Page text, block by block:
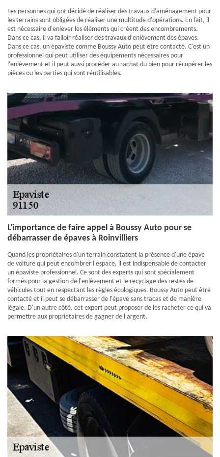
Les personnes qui ont décidé de réaliser des travaux d'aménagement pour
les terrains sont obligées de réaliser une multitude d'opérations. En fait, il
est nécessaire d'enlever les éléments qui créent des encombrements.
Dans ce cas, il va falloir réaliser des travaux d'enlèvement des épaves.
Dans ce cas, un épaviste comme Boussy Auto peut être contacté. C'est un
professionnel qui peut utiliser des équipements nécessaires pour
l'enlèvement et il peut aussi procéder au rachat du bien pour récupérer les
pièces ou les parties qui sont réutilisables.
L'importance de faire appel à Boussy Auto pour se
débarrasser de épaves à Roinvilliers
Quand les propriétaires d'un terrain constatent la présence d'une épave
de voiture qui peut encombrer l'espace, il est indispensable de contacter
un épaviste professionnel. Ce sont des experts qui sont spécialement
formés pour la gestion de l'enlèvement et le recyclage des restes de
véhicules tout en respectant les règles écologiques. Boussy Auto peut être
contacté et il peut se débarrasser de l'épave sans tracas et de manière
légale. D'un autre côté, cet expert peut proposer de les racheter ce qui va
permettre aux propriétaires de gagner de l'argent.